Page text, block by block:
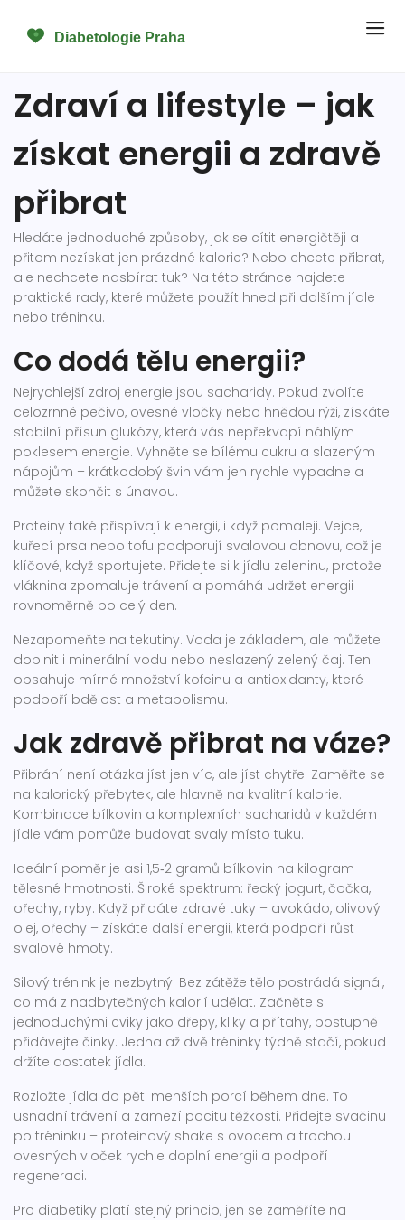
Zdraví a lifestyle – jak
získat energii a zdravě
přibrat
Hledáte jednoduché způsoby, jak se cítit energičtěji a
přitom nezískat jen prázdné kalorie? Nebo chcete přibrat,
ale nechcete nasbírat tuk? Na této stránce najdete
praktické rady, které můžete použít hned při dalším jídle
nebo tréninku.
Co dodá tělu energii?
Nejrychlejší zdroj energie jsou sacharidy. Pokud zvolíte
celozrnné pečivo, ovesné vločky nebo hnědou rýži, získáte
stabilní přísun glukózy, která vás nepřekvapí náhlým
poklesem energie. Vyhněte se bílému cukru a slazeným
nápojům – krátkodobý švih vám jen rychle vypadne a
můžete skončit s únavou.
Proteiny také přispívají k energii, i když pomaleji. Vejce,
kuřecí prsa nebo tofu podporují svalovou obnovu, což je
klíčové, když sportujete. Přidejte si k jídlu zeleninu, protože
vláknina zpomaluje trávení a pomáhá udržet energii
rovnoměrně po celý den.
Nezapomeňte na tekutiny. Voda je základem, ale můžete
doplnit i minerální vodu nebo neslazený zelený čaj. Ten
obsahuje mírné množství kofeinu a antioxidanty, které
podpoří bdělost a metabolismu.
Jak zdravě přibrat na váze?
Přibrání není otázka jíst jen víc, ale jíst chytře. Zaměřte se
na kalorický přebytek, ale hlavně na kvalitní kalorie.
Kombinace bílkovin a komplexních sacharidů v každém
jídle vám pomůže budovat svaly místo tuku.
Ideální poměr je asi 1,5‑2 gramů bílkovin na kilogram
tělesné hmotnosti. Široké spektrum: řecký jogurt, čočka,
ořechy, ryby. Když přidáte zdravé tuky – avokádo, olivový
olej, ořechy – získáte další energii, která podpoří růst
svalové hmoty.
Silový trénink je nezbytný. Bez zátěže tělo postrádá signál,
co má z nadbytečných kalorií udělat. Začněte s
jednoduchými cviky jako dřepy, kliky a přítahy, postupně
přidávejte činky. Jedna až dvě tréninky týdně stačí, pokud
držíte dostatek jídla.
Rozložte jídla do pěti menších porcí během dne. To
usnadní trávení a zamezí pocitu těžkosti. Přidejte svačinu
po tréninku – proteinový shake s ovocem a trochou
ovesných vloček rychle doplní energii a podpoří
regeneraci.
Pro diabetiky platí stejný princip, jen se zaměříte na